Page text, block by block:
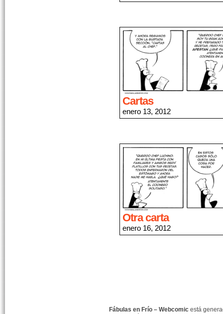
Cartas
enero 13, 2012
Otra carta
enero 16, 2012
Fábulas en Frío – Webcomicestá